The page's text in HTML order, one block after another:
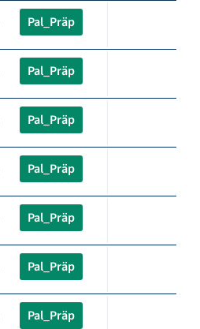
Pal_Präp
Pal_Präp
Pal_Präp
Pal_Präp
Pal_Präp
Pal_Präp
Pal_Präp